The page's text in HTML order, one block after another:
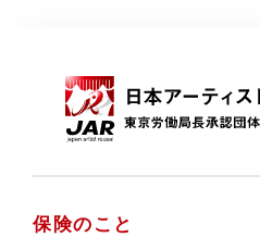
保険のこと